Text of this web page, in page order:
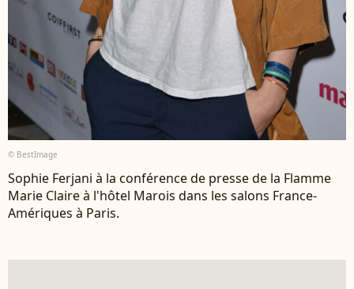
© BestImage
Sophie Ferjani à la conférence de presse de la Flamme
Marie Claire à l'hôtel Marois dans les salons France-
Amériques à Paris.